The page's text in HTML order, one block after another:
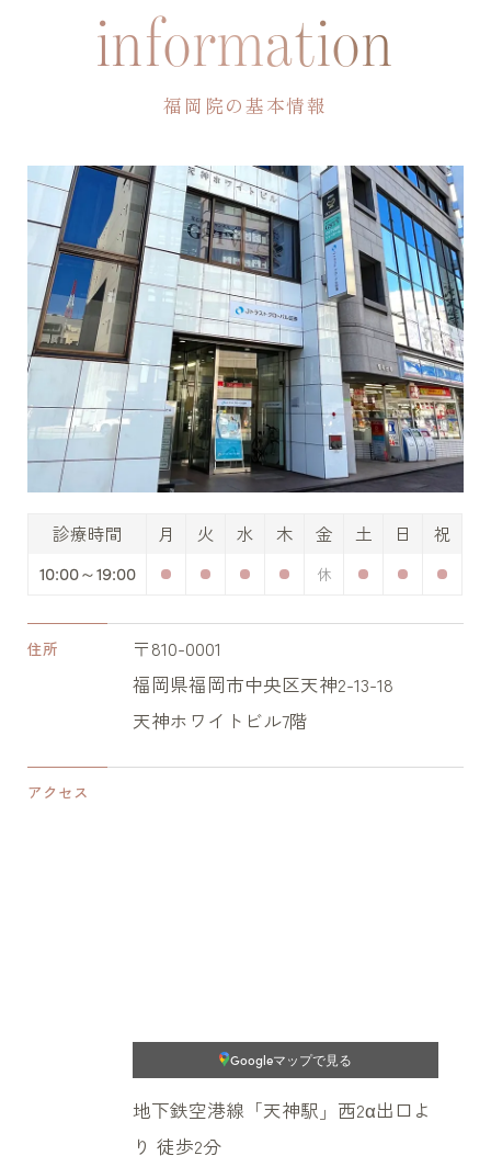
プライバシーポリシーinformation
福岡院の基本情報
診療時間 月 火 水 木 金 土 日 祝
10:00～19:00
住所
〒810-0001
福岡県福岡市中央区天神2-13-18
天神ホワイトビル7階
アクセス
Googleマップで見る
地下鉄空港線「天神駅」西2α出口よ
り 徒歩2分